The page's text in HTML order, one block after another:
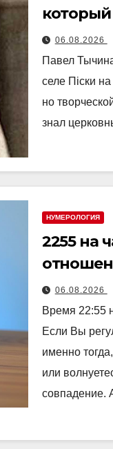
06.08.2026
Павел
селе Піски
но
знал
НУМЕРОЛОГИЯ
2255 на
06.08.2026
Время 22:55
Если Вы
именно
или
совпадение.